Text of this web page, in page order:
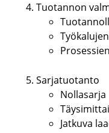
Tuotannon
Sarjatuotanto
Nollasarja
Jatkuva